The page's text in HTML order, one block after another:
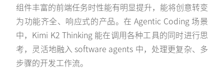
组件丰富的前端任务时性能有明显提升，能将创意转变
为功能齐全、响应式的产品。在 Agentic Coding 场景
中，Kimi K2 Thinking 能在调用各种工具的同时进行思
考，灵活地融入 software agents 中，处理更复杂、多
步骤的开发工作流。